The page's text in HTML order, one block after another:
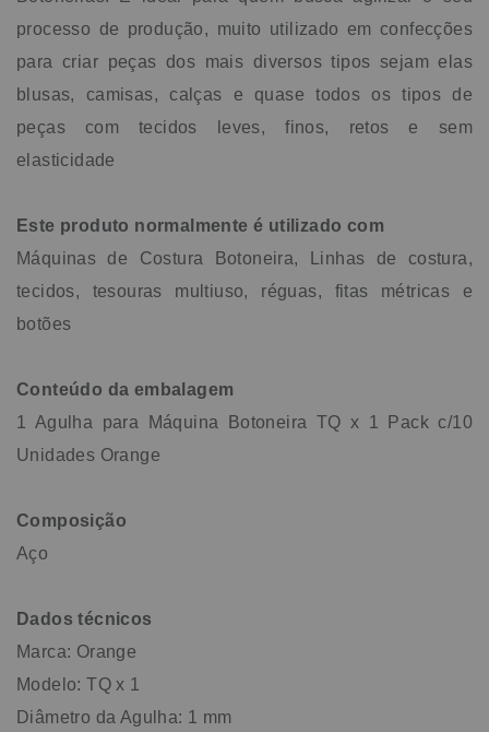
processo de produção, muito utilizado em confecções
para criar peças dos mais diversos tipos sejam elas
blusas, camisas, calças e quase todos os tipos de
peças com tecidos leves, finos, retos e sem
elasticidade
Este produto normalmente é utilizado com
Máquinas de Costura Botoneira, Linhas de costura,
tecidos, tesouras multiuso, réguas, fitas métricas e
botões
Conteúdo da embalagem
1 Agulha para Máquina Botoneira TQ x 1 Pack c/10
Unidades Orange
Composição
Aço
Dados técnicos
Marca: Orange
Modelo: TQ x 1
Diâmetro da Agulha: 1 mm